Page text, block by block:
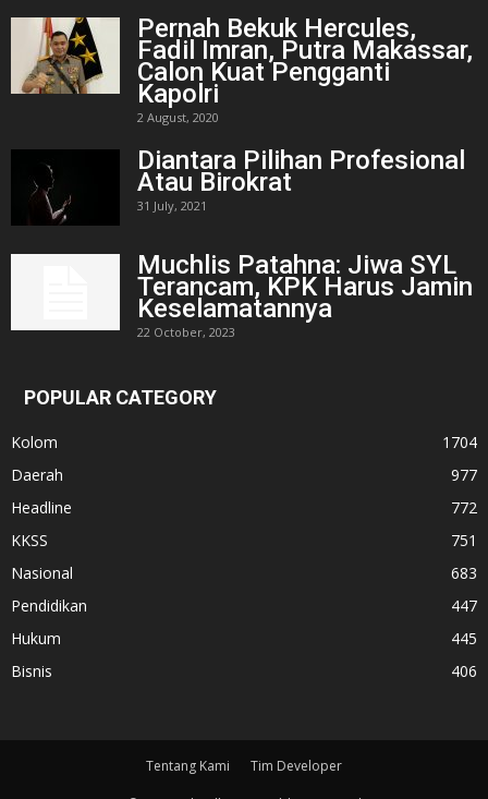
Pernah Bekuk Hercules,
Fadil Imran, Putra Makassar,
Calon Kuat Pengganti
Kapolri
2 August, 2020
Diantara Pilihan Profesional
Atau Birokrat
31 July, 2021
Muchlis Patahna: Jiwa SYL
Terancam, KPK Harus Jamin
Keselamatannya
22 October, 2023
POPULAR CATEGORY
Kolom
1704
Daerah
977
Headline
772
KKSS
751
Nasional
683
Pendidikan
447
Hukum
445
Bisnis
406
Tentang Kami Tim Developer